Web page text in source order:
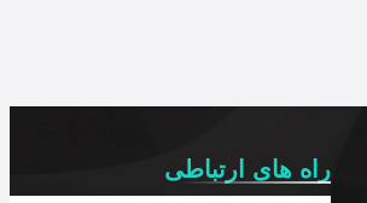
راه های ارتباطی